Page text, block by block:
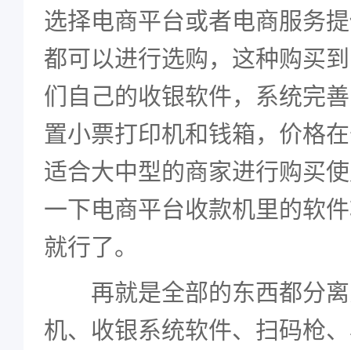
选择电商平台或者电商服务
都可以进行选购，这种购买
们自己的收银软件，系统完
置小票打印机和钱箱，价格
适合大中型的商家进行购买
一下电商平台收款机里的软
就行了。
再就是全部的东西都分离
机、收银系统软件、扫码枪